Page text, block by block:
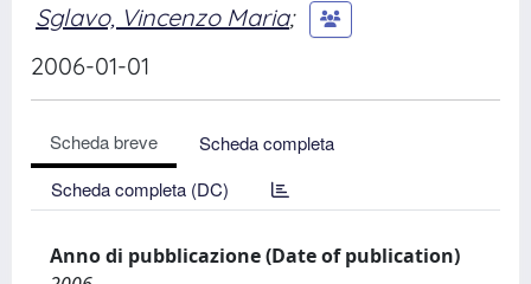
Sglavo, Vincenzo Maria;
2006-01-01
Scheda breve
Scheda completa
Scheda completa (DC)
Anno di pubblicazione (Date of publication)